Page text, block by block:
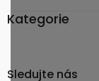
Kategorie
Sledujte nás